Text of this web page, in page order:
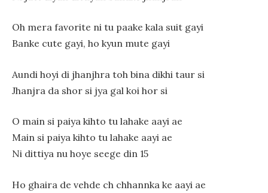
Oh mera favorite ni tu paake kala suit gayi
Banke cute gayi, ho kyun mute gayi
Aundi hoyi di jhanjhra toh bina dikhi taur si
Jhanjra da shor si jya gal koi hor si
O main si paiya kihto tu lahake aayi ae
Main si paiya kihto tu lahake aayi ae
Ni dittiya nu hoye seege din 15
Ho ghaira de vehde ch chhannka ke aayi ae